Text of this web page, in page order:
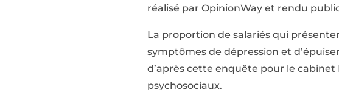
réalisé par OpinionWay et rendu
La proportion de salariés qui
symptômes de dépression et
d’après cette enquête pour le
psychosociaux.